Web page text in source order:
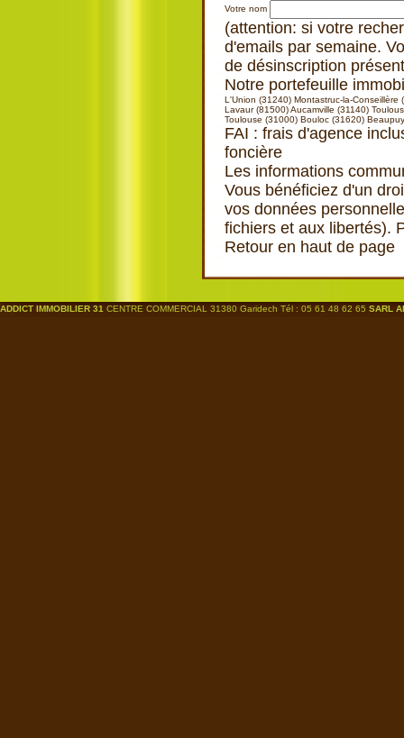
Votre nom
(attention: si votre
d'emails par semaine.
de désinscription
Notre portefeuille
L'Union (31240) Montastruc-la-Conseillère
Lavaur (81500)Aucamville (31140)
Toulouse (31000) Bouloc (31620)
FAI : frais d'agence
foncière
Les informations
Vous bénéficiez d'un
vos données
fichiers et aux libertés).
Retour en haut de page
ADDICT IMMOBILIER 31 CENTRE COMMERCIAL 31380 Garidech Tél : 05 61 48 62 65 SARL